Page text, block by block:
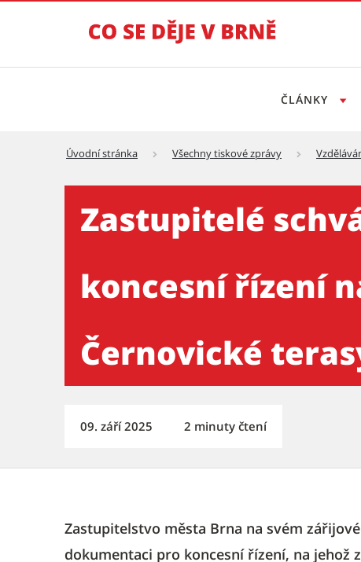
Zastupitelé schválili
ČLÁNKY
Úvodní stránka Všechny tiskové zprávy
Zastupitelé
koncesní řízení
Černovické
09. září 2025 2 minuty čtení
Zastupitelstvo města Brna na svém
dokumentaci pro koncesní řízení, na jehož